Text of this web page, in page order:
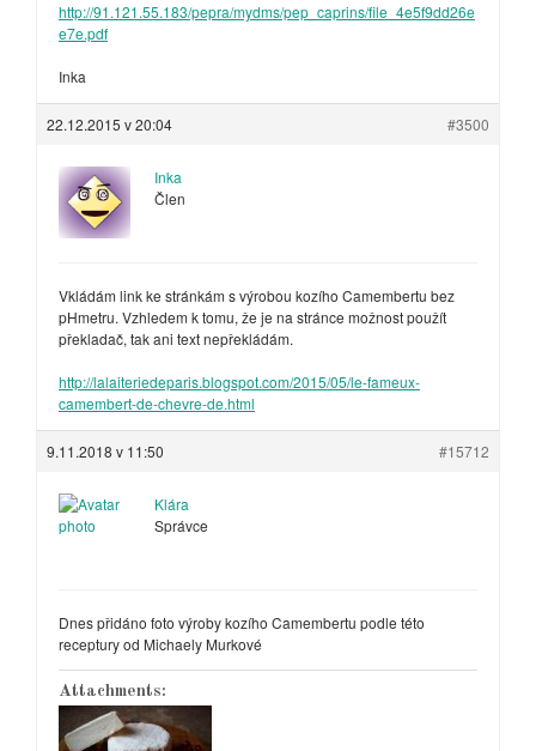
http://91.121.55.183/pepra/mydms/pep_caprins/file_4e5f9dd26e
e7e.pdf
Inka
22.12.2015 v 20:04 #3500
Inka
Člen
Vkládám link ke stránkám s výrobou kozího Camembertu bez
pHmetru. Vzhledem k tomu, že je na stránce možnost použít
překladač, tak ani text nepřekládám.
http://lalaiteriedeparis.blogspot.com/2015/05/le-fameux-
camembert-de-chevre-de.html
9.11.2018 v 11:50 #15712
Klára
Správce
Dnes přidáno foto výroby kozího Camembertu podle této
receptury od Michaely Murkové
Attachments: